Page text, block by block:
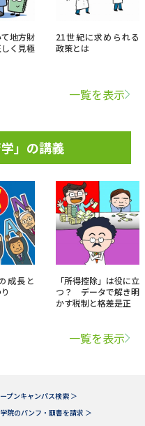
地方財
く見極
21世紀に求められる
政策とは
一覧を表示
」の講義
成長と
「所得控除」は役に立
つ？ データで解き明
かす税制と格差是正
一覧を表示
プンキャンパス検索 ＞
院のパンフ・願書を請求 ＞